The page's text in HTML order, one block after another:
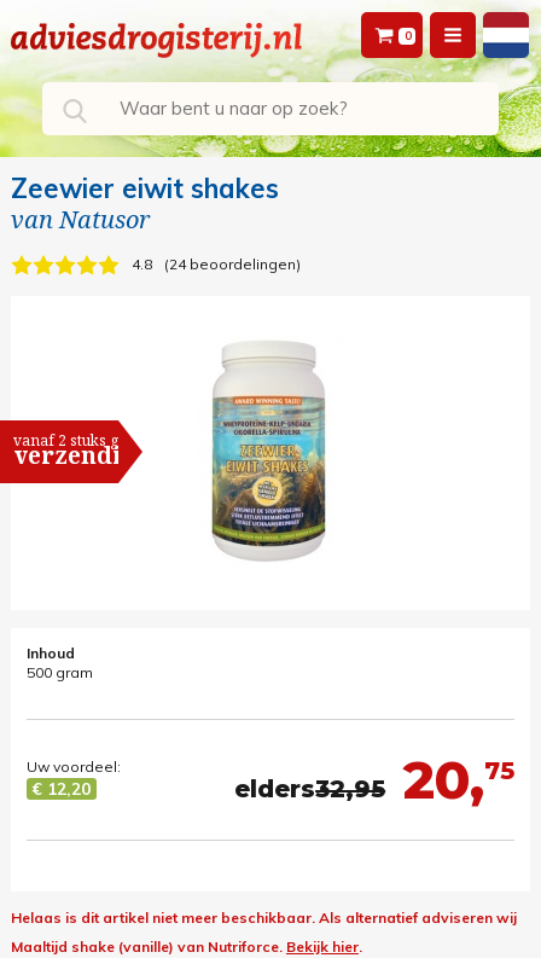
0
Zeewier eiwit shakes
vanNatusor
4.8 24 beoordelingen
vanaf 2 stuks gratis
verzending
Inhoud
500 gram
20,75
elders32,95
Uw voordeel:
€ 12,20
Helaas is dit artikel niet meer beschikbaar. Als alternatief adviseren wij
Maaltijd shake (vanille) van Nutriforce. Bekijk hier.